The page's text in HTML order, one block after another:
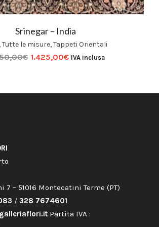
Srinegar – India
,Tutte le misure,Tappeti Orientali
€ 1.425,00€ IVA inclusa
7 – 51016 Montecatini Terme (PT)
/ 328 7674601
Partita IVA :